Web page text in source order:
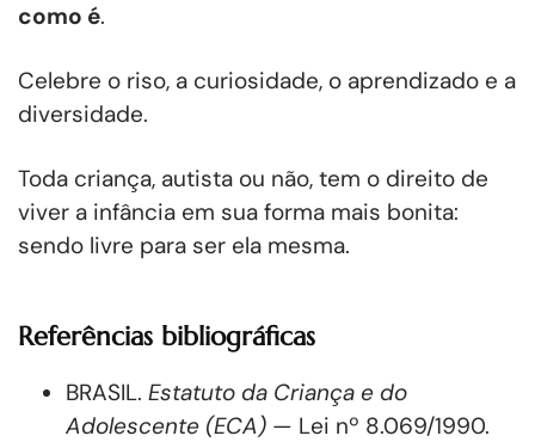
como é.
Celebre o riso, a curiosidade, o aprendizado e a
diversidade.
Toda criança, autista ou não, tem o direito de
viver a infância em sua forma mais bonita:
sendo livre para ser ela mesma.
Referências bibliográficas
BRASIL. Estatuto da Criança e do
Adolescente (ECA) — Lei nº 8.069/1990.